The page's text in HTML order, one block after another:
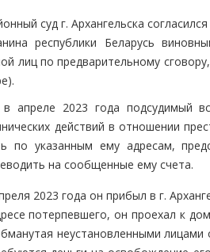
суд г. Архангельска
республики Беларусь
лиц по предварительному
апреле 2023 года подсудимый
действий в отношении
по указанным ему адресам,
на сообщенные ему счета.
2023 года он прибыл в г.
потерпевшего, он проехал к
неустановленными